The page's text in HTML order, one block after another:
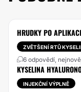
HRUDKY PO
ZVĚTŠENÍ RTŮ
6 odpovědí,
KYSELINA
INJEKČNÍ VÝPLNĚ